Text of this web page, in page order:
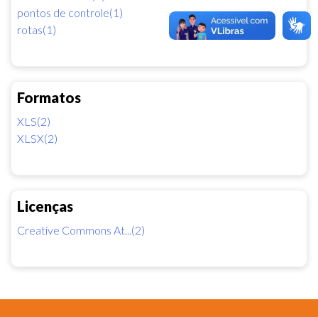
pontos de controle(1)
rotas(1)
Formatos
XLS(2)
XLSX(2)
Licenças
Creative Commons At...(2)